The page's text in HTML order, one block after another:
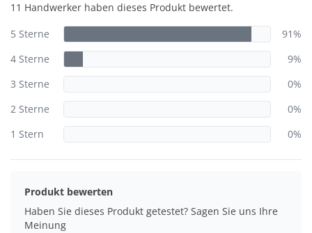
11 Handwerker haben dieses Produkt bewertet.
5 Sterne
91%
4 Sterne
9%
3 Sterne
0%
2 Sterne
0%
1 Stern
0%
Produkt bewerten
Haben Sie dieses Produkt getestet? Sagen Sie uns Ihre
Meinung